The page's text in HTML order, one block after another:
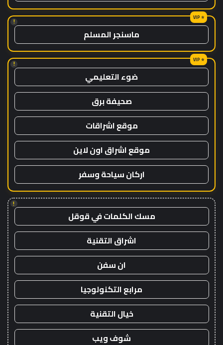
!
ماسنجر المسلم
!
ضوء التعليمي
صحيفة برق
موقع اشراقات
موقع اشراق اون لاين
اركان سياحة وسفر
!
مسك الكلمات في قوقل
اشراق التقنية
ان سفن
مرابع التكنولوجيا
خيال التقنية
شوف ويب